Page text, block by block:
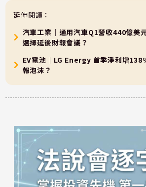
延伸閱讀：
汽車工業｜通用汽車Q1營收440億美
選擇延後財報會議？
EV電池｜LG Energy 首季淨利增
報泡沫？